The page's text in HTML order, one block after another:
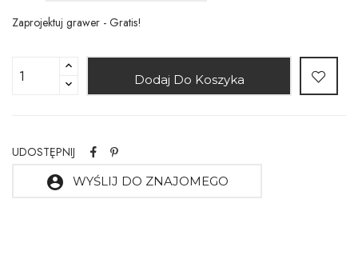
Zaprojektuj grawer - Gratis!
Dodaj Do Koszyka
UDOSTĘPNIJ
account_circle WYŚLIJ DO ZNAJOMEGO